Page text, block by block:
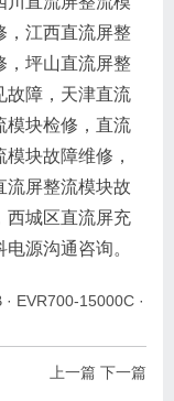
，江西直流屏整
，坪山直流屏整
故障，天津直流
模块检修，直流
块故障维修，
流屏整流模块故
西城区直流屏充
源沟通咨询。
· EVR700-15000C ·
上一篇 下一篇